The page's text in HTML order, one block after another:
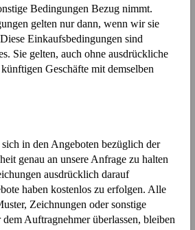
Bedingungen Bezug nimmt.
gelten nur dann, wenn wir sie
Einkaufsbedingungen sind
Sie gelten, auch ohne ausdrückliche
Geschäfte mit demselben
in den Angeboten bezüglich der
genau an unsere Anfrage zu halten
ausdrücklich darauf
haben kostenlos zu erfolgen. Alle
Zeichnungen oder sonstige
Auftragnehmer überlassen, bleiben